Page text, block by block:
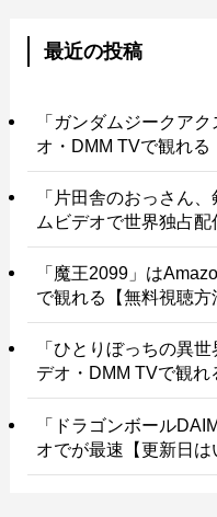
最近の投稿
「ガンダムジークア
オ・DMM TVで観れる
「片田舎のおっさん
ムビデオで世界独占配
「魔王2099」は
で観れる【無料視聴方
「ひとりぼっちの異
デオ・DMM TVで観れ
「ドラゴンボール
オでが最速【更新日は